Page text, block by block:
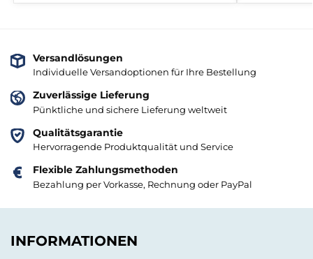
Versandlösungen
Individuelle Versandoptionen für Ihre Bestellung
Zuverlässige Lieferung
Pünktliche und sichere Lieferung weltweit
Qualitätsgarantie
Hervorragende Produktqualität und Service
Flexible Zahlungsmethoden
Bezahlung per Vorkasse, Rechnung oder PayPal
INFORMATIONEN